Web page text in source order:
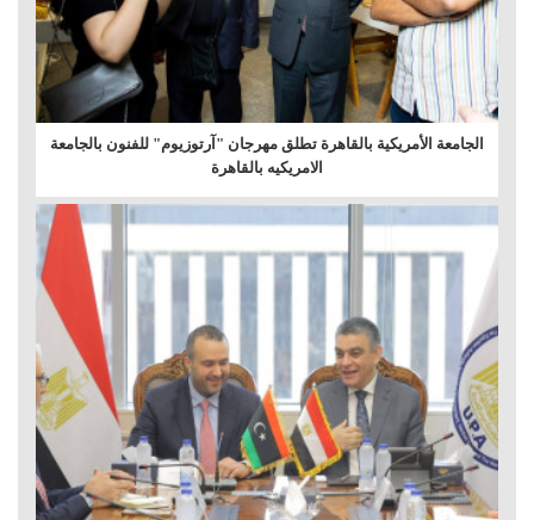
الجامعة الأمريكية بالقاهرة تطلق مهرجان "آرتوزيوم" للفنون بالجامعة
الامريكيه بالقاهرة